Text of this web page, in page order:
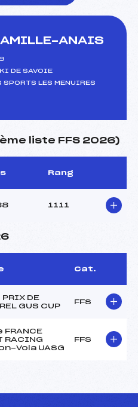
ANAIS
DE SAVOIE
LES MENUIRES
liste FFS 2026)
Rang
1111
Cat.
PRIX DE
GUS CUP
FFS
FRANCE
RACING
Vola UASG
FFS